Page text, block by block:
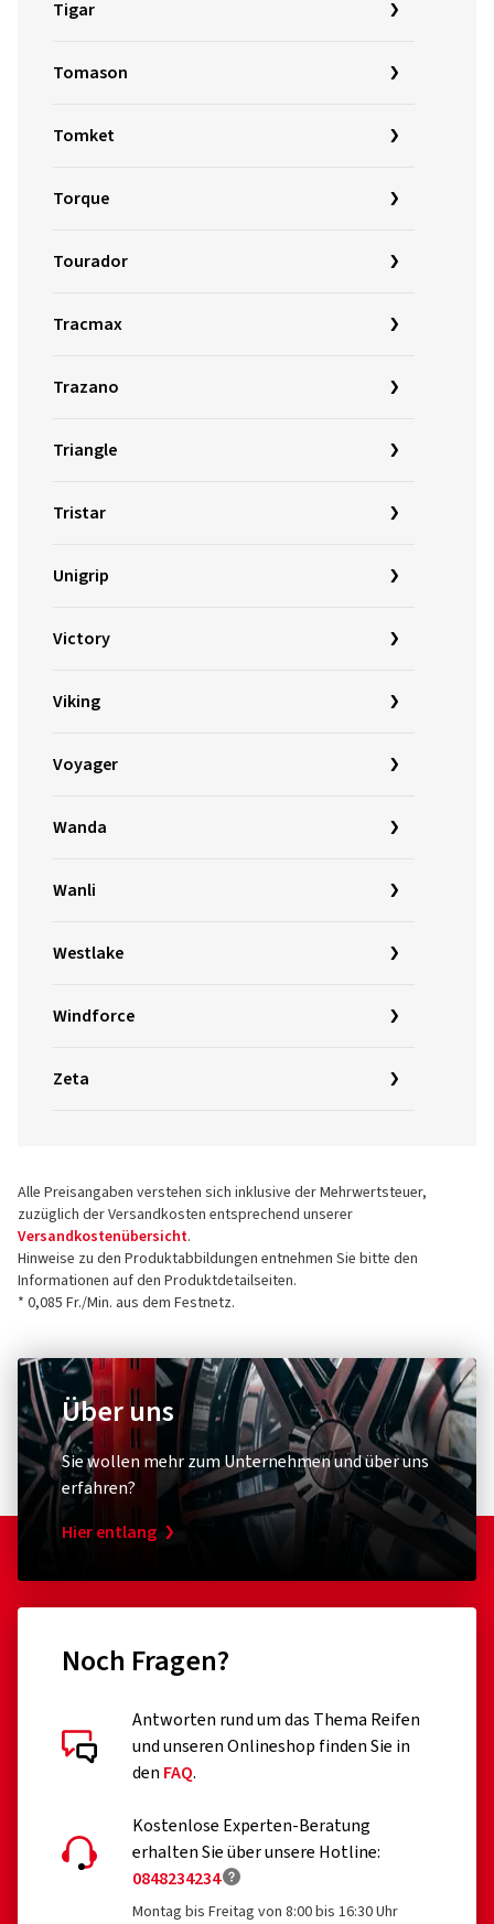
Tigar
Tomason
Tomket
Torque
Tourador
Tracmax
Trazano
Triangle
Tristar
Unigrip
Victory
Viking
Voyager
Wanda
Wanli
Westlake
Windforce
Zeta
Alle Preisangaben verstehen sich inklusive der Mehrwertsteuer,
zuzüglich der Versandkosten entsprechend unserer
Versandkostenübersicht.
Hinweise zu den Produktabbildungen entnehmen Sie bitte den
Informationen auf den Produktdetailseiten.
* 0,085 Fr./Min. aus dem Festnetz.
Über uns
Sie wollen mehr zum Unternehmen und über uns
erfahren?
Hier entlang
Noch Fragen?
Antworten rund um das Thema Reifen
und unseren Onlineshop finden Sie in
den FAQ.
Kostenlose Experten-Beratung
erhalten Sie über unsere Hotline:
0848234234
Montag bis Freitag von 8:00 bis 16:30 Uhr